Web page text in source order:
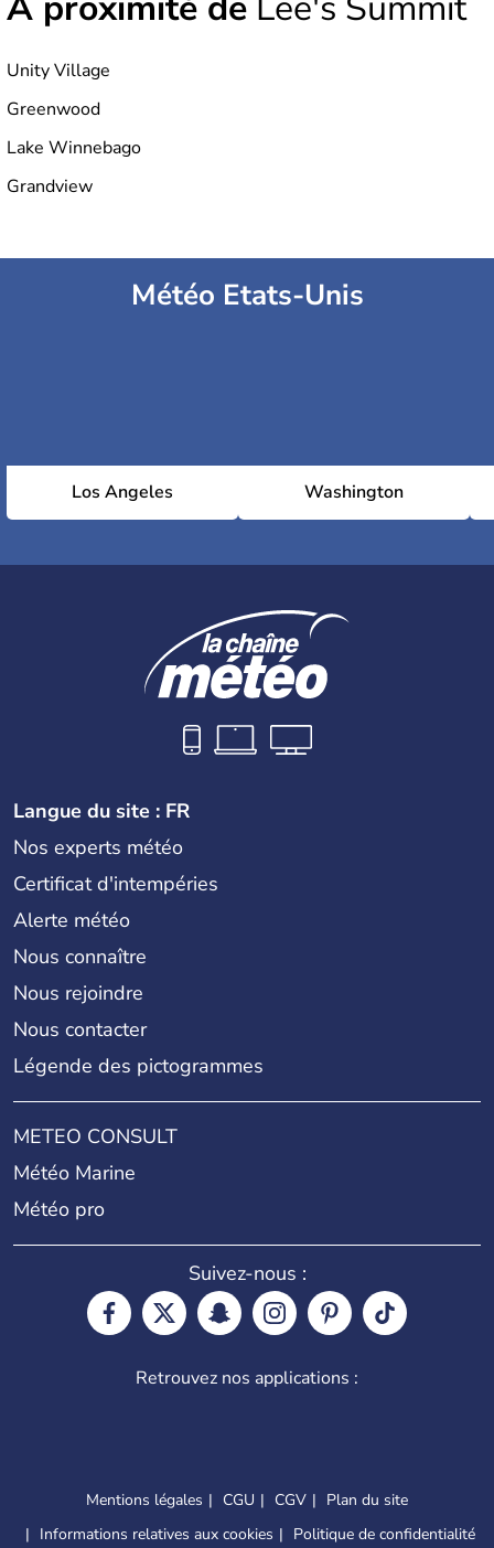
Unity Village
Greenwood
Lake Winnebago
Grandview
Météo Etats-Unis
Los Angeles Washington
Langue du site : FR
Nos experts météo
Certificat d'intempéries
Alerte météo
Nous connaître
Nous rejoindre
Nous contacter
Légende des pictogrammes
METEO CONSULT
Météo Marine
Météo pro
Suivez-nous :
Retrouvez nos applications :
Mentions légales CGU CGV
Plan du site
Informations relatives aux cookies
Politique de confidentialité